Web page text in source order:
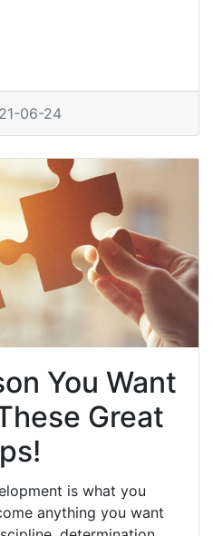
06-24
You Want
Great
is what you
anything you want